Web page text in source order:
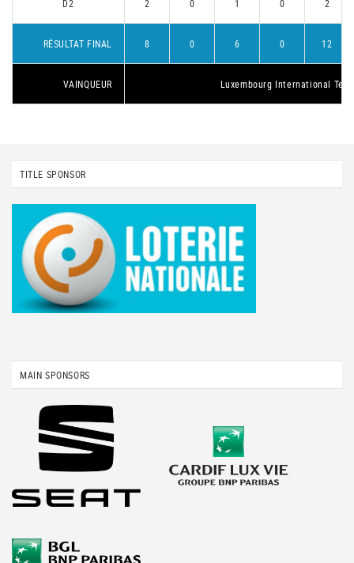
D2 2 0 1 0 2
RÉSULTAT FINAL 8 0 6 0 12
VAINQUEUR Luxembourg International
TITLE SPONSOR
MAIN SPONSORS